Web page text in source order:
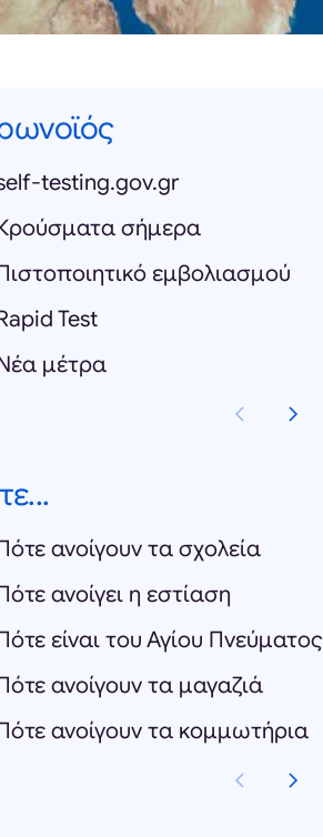
testing.gov.gr
σήμερα
εμβολιασμού
Test
μέτρα
ανοίγουν τα σχολεία
ανοίγει η εστίαση
είναι του Αγίου Πνεύματος
ανοίγουν τα μαγαζιά
ανοίγουν τα κομμωτήρια